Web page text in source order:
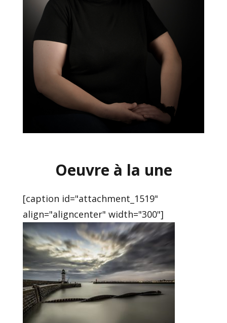
Oeuvre à la une
[caption id="attachment_1519"
align="aligncenter" width="300"]